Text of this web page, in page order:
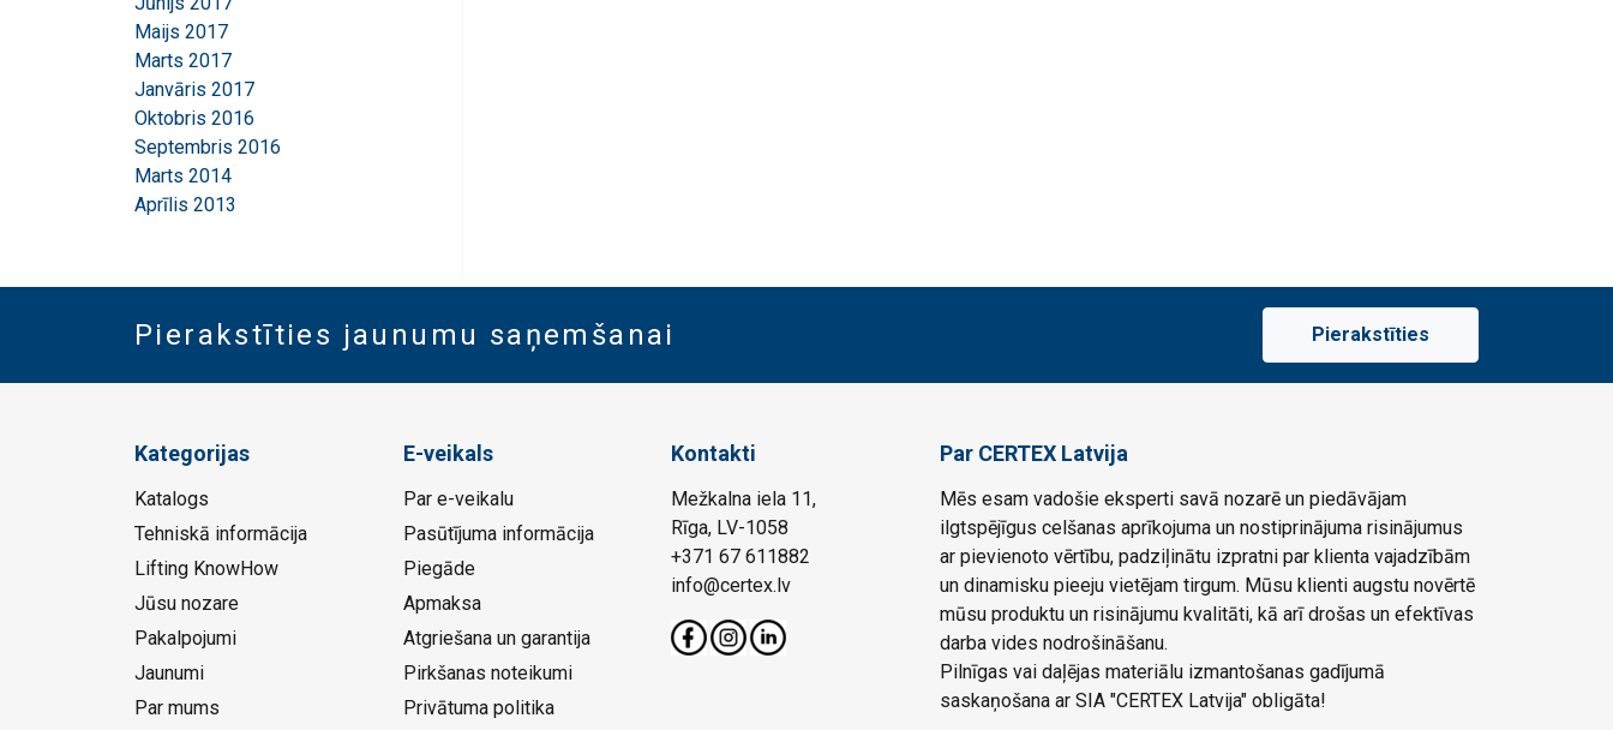
Maijs 2017
Marts 2017
Janvāris 2017
Oktobris 2016
Septembris 2016
Marts 2014
Aprīlis 2013
Pierakstīties jaunumu saņemšanai Pierakstīties
Kategorijas
Katalogs
Tehniskā informācija
Lifting KnowHow
Jūsu nozare
Pakalpojumi
Jaunumi
Par mums
E-veikals
Par e-veikalu
Pasūtījuma informācija
Piegāde
Apmaksa
Atgriešana un garantija
Pirkšanas noteikumi
Privātuma politika
Kontakti
Mežkalna iela 11,
Rīga, LV-1058
+371 67 611882
info@certex.lv
Par CERTEX Latvija
Mēs esam vadošie eksperti savā nozarē un piedāvājam
ilgtspējīgus celšanas aprīkojuma un nostiprinājuma risinājumus
ar pievienoto vērtību, padziļinātu izpratni par klienta vajadzībām
un dinamisku pieeju vietējam tirgum. Mūsu klienti augstu novērtē
mūsu produktu un risinājumu kvalitāti, kā arī drošas un efektīvas
darba vides nodrošināšanu.
Pilnīgas vai daļējas materiālu izmantošanas gadījumā
saskaņošana ar SIA "CERTEX Latvija" obligāta!